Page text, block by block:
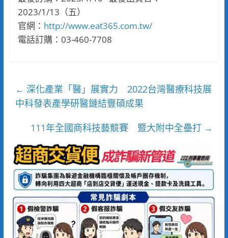
2023/1/13（五）
官網： http://www.eat365.com.tw/
電話訂購：03-460-7708
← 深化產業「醫」展實力 2022台灣醫療科技展
中科發表產學研醫鏈結豐碩成果
111年全國商科技藝競賽 暨大附中全壘打 →